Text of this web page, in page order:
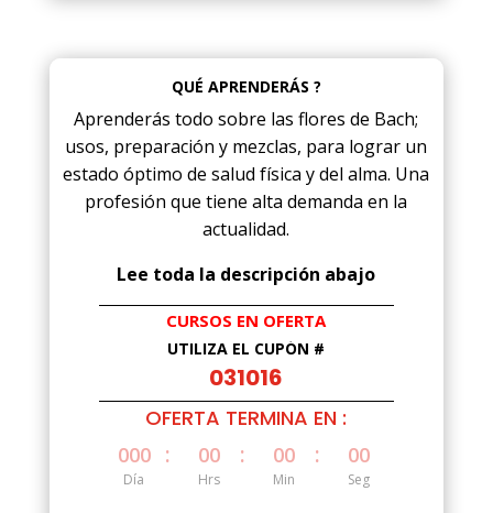
QUÉ APRENDERÁS ?
Aprenderás todo sobre las flores de Bach;
usos, preparación y mezclas, para lograr un
estado óptimo de salud física y del alma. Una
profesión que tiene alta demanda en la
actualidad.
Lee toda la descripción abajo
CURSOS EN OFERTA
UTILIZA EL CUPÓN #
031016
OFERTA TERMINA EN :
000
Día
: 00
Hrs
: 00
Min
: 00
Seg